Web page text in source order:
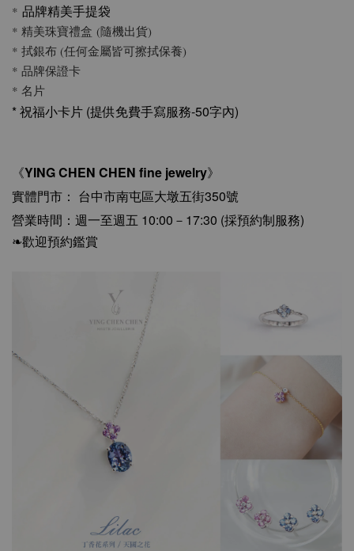
* 品牌精美手提袋
* 精美珠寶禮盒 (隨機出貨)
* 拭銀布 (任何金屬皆可擦拭保養)
* 品牌保證卡
* 名片
*祝福小卡片 (提供免費手寫服務-50字內)
《YING CHEN CHEN fine jewelry》
實體門市 ：
台中市南屯區大墩五街350號
營業時間：週一至週五 10:00－17:30 (採預約制服務)
❧歡迎預約鑑賞